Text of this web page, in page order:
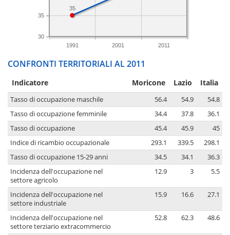
1991 2001 2011
30
35
35
CONFRONTI TERRITORIALI AL 2011
Indicatore Moricone Lazio Italia
Tasso di occupazione maschile 56.4 54.9
54.8
Tasso di occupazione femminile
34.4 37.8
36.1
Tasso di occupazione
45.4 45.9
45
Indice di ricambio occupazionale
293.1 339.5
298.1
Tasso di occupazione 15-29 anni
34.5 34.1
36.3
Incidenza dell'occupazione nel
settore agricolo
12.9 3 5.5
Incidenza dell'occupazione nel
settore industriale
15.9 16.6 27.1
Incidenza dell'occupazione nel
settore terziario extracommercio
52.8 62.3 48.6